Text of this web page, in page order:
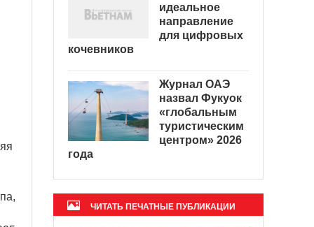
идеальное
направление
для цифровых
кочевников
Журнал ОАЭ
назвал Фукуок
«глобальным
туристическим
центром» 2026
года
ЧИТАТЬ ПЕЧАТНЫЕ ПУБЛИКАЦИИ